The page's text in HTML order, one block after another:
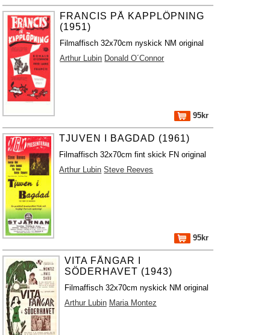
FRANCIS PÅ KAPPLÖPNING
(1951)
Filmaffisch 32x70cm nyskick NM original
Arthur Lubin Donald O´Connor
95kr
TJUVEN I BAGDAD (1961)
Filmaffisch 32x70cm fint skick FN original
Arthur Lubin Steve Reeves
95kr
VITA FÅNGAR I
SÖDERHAVET (1943)
Filmaffisch 32x70cm nyskick NM original
Arthur Lubin Maria Montez